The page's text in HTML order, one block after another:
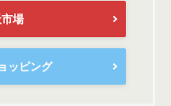
場
ッピング